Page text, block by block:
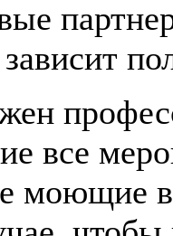
все
моющие